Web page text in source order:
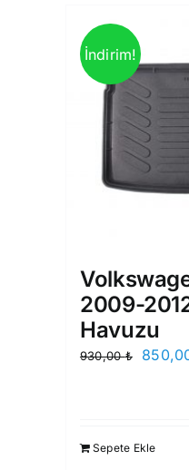
İndirim!
2009-
Havuzu
930,00₺
Sepete Ekle